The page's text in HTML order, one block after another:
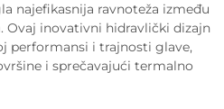
najefikasnija ravnoteža između
Ovaj inovativni hidravlički dizajn
performansi i trajnosti glave,
i sprečavajući termalno